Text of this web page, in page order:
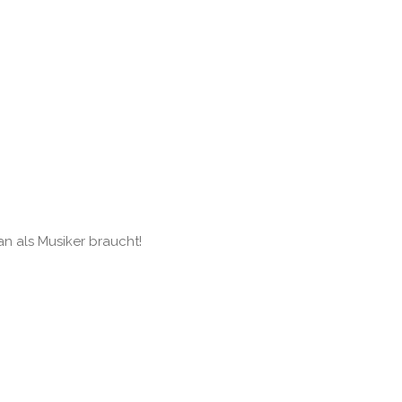
als Musiker braucht!